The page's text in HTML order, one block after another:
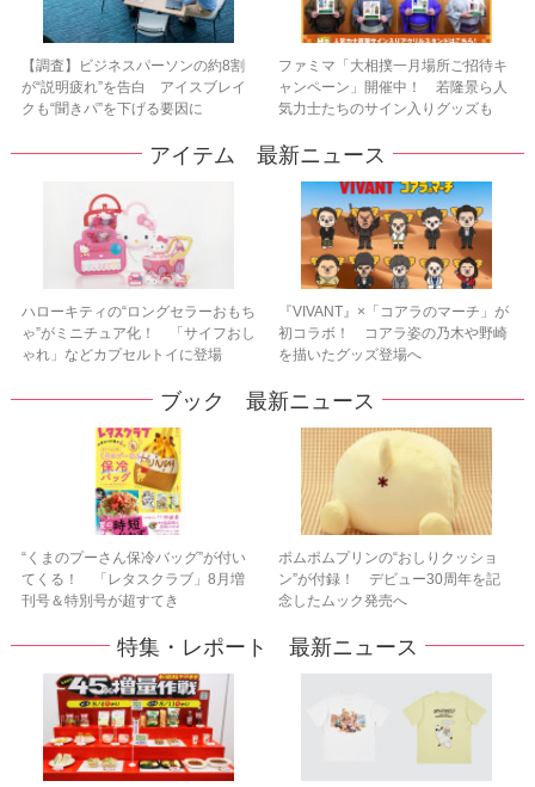
【調査】ビジネスパーソンの約8割
が“説明疲れ”を告白 アイスブレイ
クも“聞きパ”を下げる要因に
ファミマ「大相撲一月場所ご招待キ
ャンペーン」開催中！ 若隆景ら人
気力士たちのサイン入りグッズも
アイテム 最新ニュース
ハローキティの“ロングセラーおもち
ゃ”がミニチュア化！ 「サイフおし
ゃれ」などカプセルトイに登場
『VIVANT』×「コアラのマーチ」が
初コラボ！ コアラ姿の乃木や野崎
を描いたグッズ登場へ
ブック 最新ニュース
“くまのプーさん保冷バッグ”が付い
てくる！ 「レタスクラブ」8月増
刊号＆特別号が超すてき
ポムポムプリンの“おしりクッショ
ン”が付録！ デビュー30周年を記
念したムック発売へ
特集・レポート 最新ニュース